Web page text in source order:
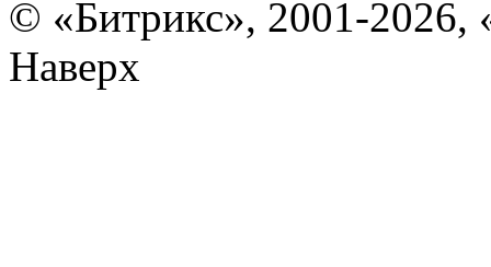
© «Битрикс», 2001-2026,
Наверх